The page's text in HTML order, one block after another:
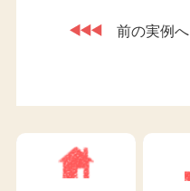
前の実例へ